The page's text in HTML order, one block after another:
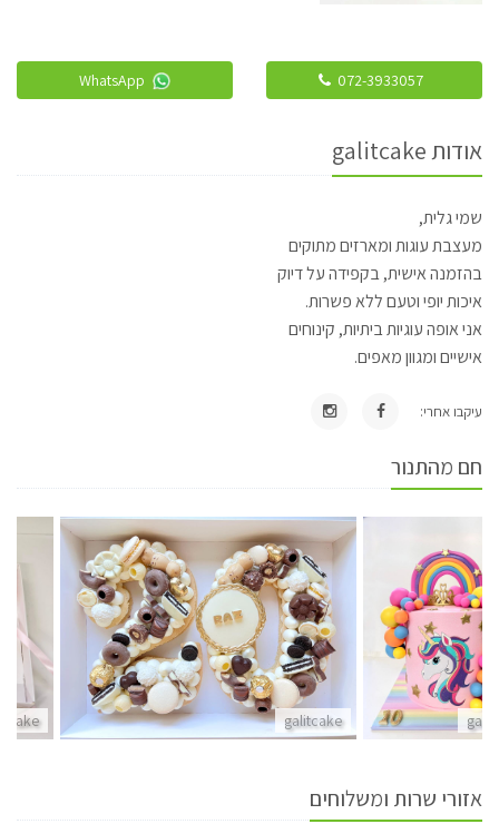
אודות galitcake
שמי גלית,
מעצבת עוגות ומארזים מתוקים
בהזמנה אישית, בקפידה על דיוק
איכות יופי וטעם ללא פשרות.
אני אופה עוגיות ביתיות, קינוחים
אישיים ומגוון מאפים.
עיקבו אחרי:
חם מהתנור
galitcake
אזורי שרות ומשלוחים